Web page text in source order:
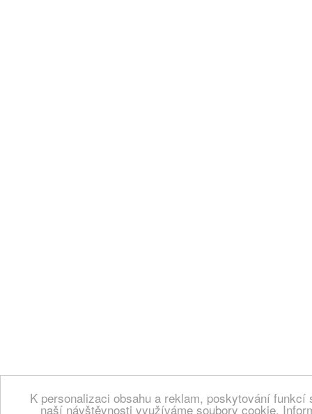
K personalizaci obsahu a reklam, poskytování
naší návštěvnosti využíváme soubory cookie.